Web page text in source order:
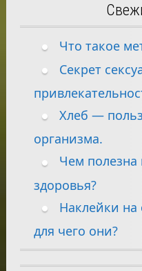
Что такое
Секрет
Хлеб —
организма.
Чем полезна
здоровья?
Наклейки
для чего они?